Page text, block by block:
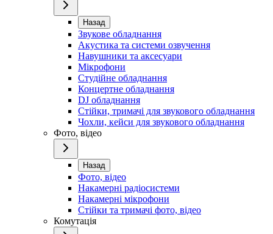
Назад
Звукове обладнання
Акустика та системи озвучення
Навушники та аксесуари
Мікрофони
Студійне обладнання
Концертне обладнання
DJ обладнання
Стійки, тримачі для звукового обладнання
Чохли, кейси для звукового обладнання
Фото, відео
Назад
Фото, відео
Накамерні радіосистеми
Накамерні мікрофони
Стійки та тримачі фото, відео
Комутація